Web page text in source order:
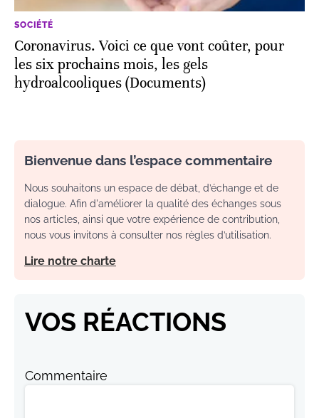
SOCIÉTÉ
Coronavirus. Voici ce que vont coûter, pour
les six prochains mois, les gels
hydroalcooliques (Documents)
Bienvenue dans l’espace commentaire
Nous souhaitons un espace de débat, d’échange et de
dialogue. Afin d'améliorer la qualité des échanges sous
nos articles, ainsi que votre expérience de contribution,
nous vous invitons à consulter nos règles d’utilisation.
Lire notre charte
VOS RÉACTIONS
Commentaire